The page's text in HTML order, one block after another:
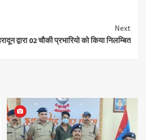
Next
द्वारा 02 चौकी प्रभारियो को किया निलम्बित